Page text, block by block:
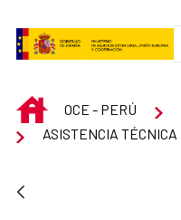
INICIOOCE - PERÚ